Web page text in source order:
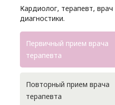
Кардиолог, терапевт,
диагностики.
Первичный прием врача
терапевта
Повторный прием врача
терапевта